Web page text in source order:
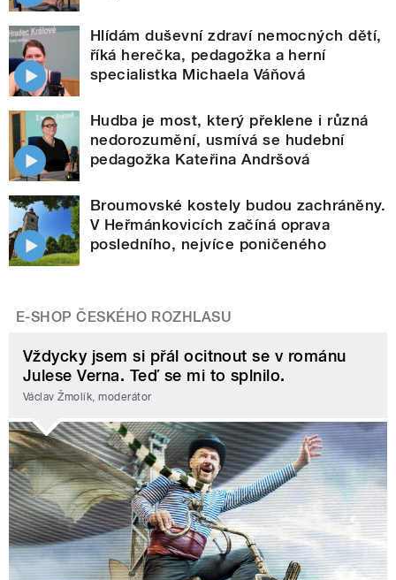
Hlídám duševní zdraví nemocných dětí,
říká herečka, pedagožka a herní
specialistka Michaela Váňová
Hudba je most, který překlene i různá
nedorozumění, usmívá se hudební
pedagožka Kateřina Andršová
Broumovské kostely budou zachráněny.
V Heřmánkovicích začíná oprava
posledního, nejvíce poničeného
E-SHOP ČESKÉHO ROZHLASU
Vždycky jsem si přál ocitnout se v románu
Julese Verna. Teď se mi to splnilo.
Václav Žmolík, moderátor